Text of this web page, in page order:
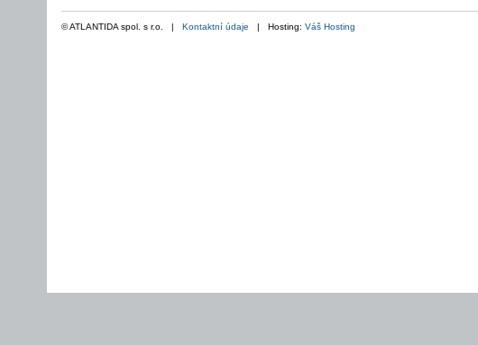
© ATLANTIDA spol. s r.o. | Kontaktní údaje | Hosting: Váš Hosting